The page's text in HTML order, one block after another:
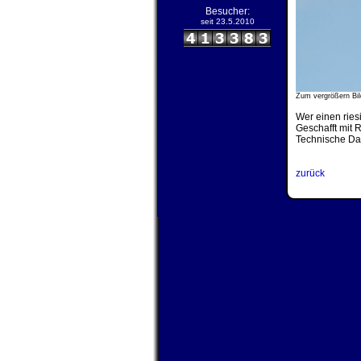
Besucher:
seit 23.5.2010
Zum vergrößern
Wer einen
Geschafft mit
Technische
zurück